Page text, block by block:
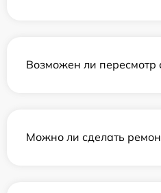
Возможен ли пересмотр
Можно ли сделать